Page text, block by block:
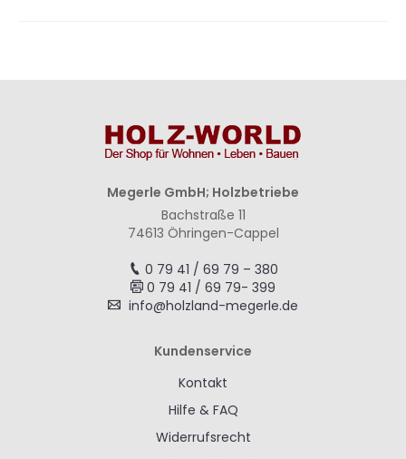
Megerle GmbH; Holzbetriebe
Bachstraße 11
74613 Öhringen-Cappel
0 79 41 / 69 79 – 380
0 79 41 / 69 79- 399
info@holzland-megerle.de
Kundenservice
Kontakt
Hilfe & FAQ
Widerrufsrecht